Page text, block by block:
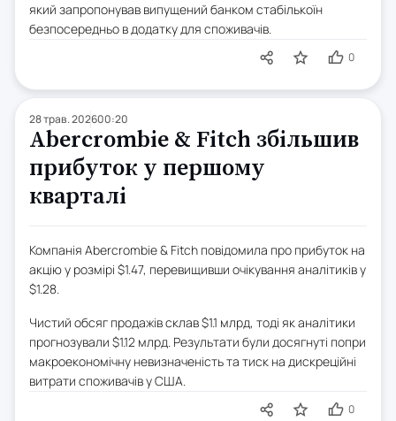
який запропонував випущений банком стабількоїн
безпосередньо в додатку для споживачів.
0
28 трав. 202600:20
Abercrombie & Fitch збільшив
прибуток у першому
кварталі
Компанія Abercrombie & Fitch повідомила про прибуток на
акцію у розмірі $1.47, перевищивши очікування аналітиків у
$1.28.
Чистий обсяг продажів склав $1.1 млрд, тоді як аналітики
прогнозували $1.12 млрд. Результати були досягнуті попри
макроекономічну невизначеність та тиск на дискреційні
витрати споживачів у США.
0